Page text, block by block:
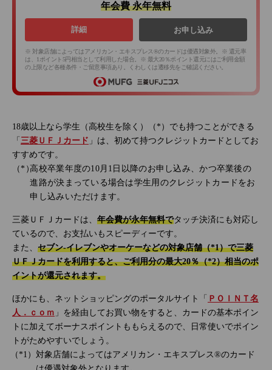
年会費 永年無料
詳細 お申し込み
※ 対象店舗によってはアメリカン・エキスプレス®のカードは優遇対象外。※ 還元率
は、1ポイント5円相当として利用した場合。※ 最大20％ポイント還元にはご利用金額
の上限など各種条件・ご留意事項あり。くわしくは遷移先をご確認ください。
18歳以上なら学生（高校生を除く）（*）でも持つことができる
「 三菱ＵＦＪカード 」は、初めて持つクレジットカードとしてお
すすめです。
高校卒業年度の10月1日以降のお申し込み、かつ卒業後の
進路が決まっている場合は学生用のクレジットカードをお
申し込みいただけます。
三菱ＵＦＪカードは、 年会費が永年無料でタッチ決済にも対応し
ているので、お支払いもスピーディーです。
また、 セブン‐イレブンやオーケーなどの対象店舗（*1）で三菱
ＵＦＪカードを利用すると、ご利用分の最大20％（*2）相当のポ
イントが還元されます。
ほかにも、ネットショッピングのポータルサイト「
ＰＯＩＮＴ名
人．ｃｏｍ 」を経由してお買い物をすると、カードの基本ポイン
トに加えてボーナスポイントももらえるので、日常使いでポイン
トがためやすいでしょう。
対象店舗によってはアメリカン・エキスプレス®のカード